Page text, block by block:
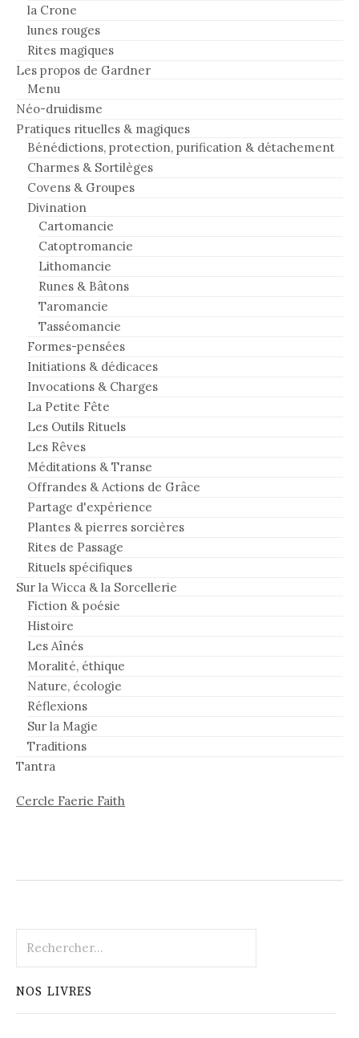
la Crone
lunes rouges
Rites magiques
Les propos de Gardner
Menu
Néo-druidisme
Pratiques rituelles & magiques
Bénédictions, protection, purification & détachement
Charmes & Sortilèges
Covens & Groupes
Divination
Cartomancie
Catoptromancie
Lithomancie
Runes & Bâtons
Taromancie
Tasséomancie
Formes-pensées
Initiations & dédicaces
Invocations & Charges
La Petite Fête
Les Outils Rituels
Les Rêves
Méditations & Transe
Offrandes & Actions de Grâce
Partage d'expérience
Plantes & pierres sorcières
Rites de Passage
Rituels spécifiques
Sur la Wicca & la Sorcellerie
Fiction & poésie
Histoire
Les Aînés
Moralité, éthique
Nature, écologie
Réflexions
Sur la Magie
Traditions
Tantra
Cercle Faerie Faith
NOS LIVRES